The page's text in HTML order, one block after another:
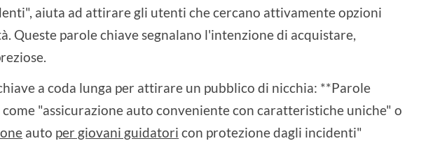
aiuta ad attirare gli utenti che cercano attivamente opzioni
Queste parole chiave segnalano l'intenzione di acquistare,
a coda lunga per attirare un pubblico di nicchia: **Parole
come "assicurazione auto conveniente con caratteristiche uniche" o
auto per giovani guidatori con protezione dagli incidenti"